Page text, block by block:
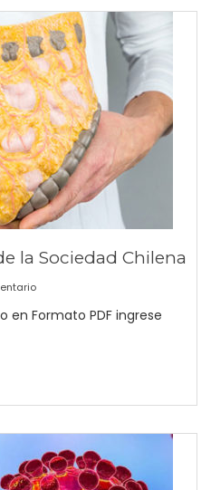
la Sociedad Chilena
Formato PDF ingrese